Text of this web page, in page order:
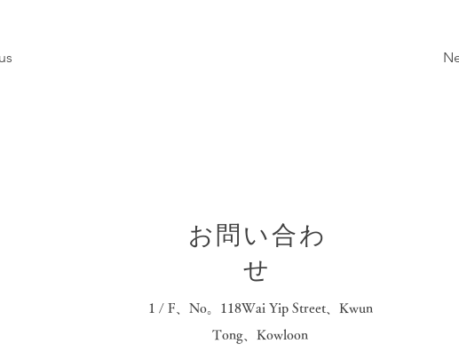
お問い合わ
せ
1 / F、No。118Wai Yip Street、Kwun
Tong、Kowloon